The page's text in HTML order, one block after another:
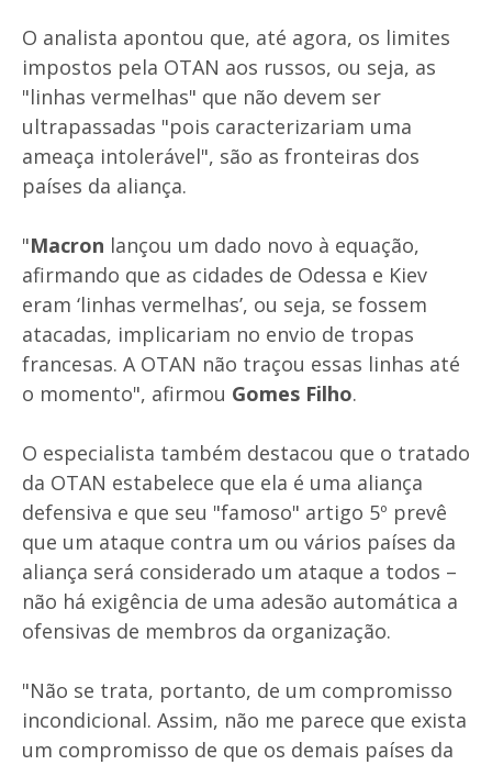
O analista apontou que, até agora, os limites
impostos pela OTAN aos russos, ou seja, as
"linhas vermelhas" que não devem ser
ultrapassadas "pois caracterizariam uma
ameaça intolerável", são as fronteiras dos
países da aliança.
"Macron lançou um dado novo à equação,
afirmando que as cidades de Odessa e Kiev
eram ‘linhas vermelhas’, ou seja, se fossem
atacadas, implicariam no envio de tropas
francesas. A OTAN não traçou essas linhas até
o momento", afirmou Gomes Filho.
O especialista também destacou que o tratado
da OTAN estabelece que ela é uma aliança
defensiva e que seu "famoso" artigo 5º prevê
que um ataque contra um ou vários países da
aliança será considerado um ataque a todos –
não há exigência de uma adesão automática a
ofensivas de membros da organização.
"Não se trata, portanto, de um compromisso
incondicional. Assim, não me parece que exista
um compromisso de que os demais países da